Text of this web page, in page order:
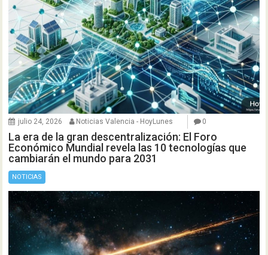
julio 24, 2026 Noticias Valencia - HoyLunes 0
La era de la gran descentralización: El Foro
Económico Mundial revela las 10 tecnologías que
cambiarán el mundo para 2031
NOTICIAS